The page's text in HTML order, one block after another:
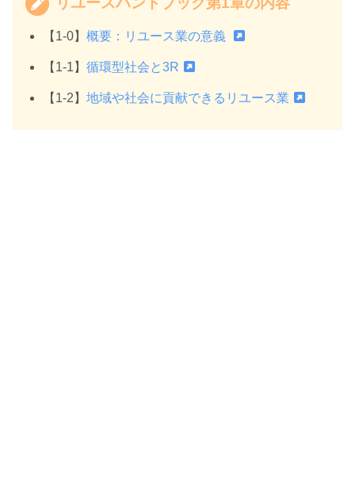
【1-0】概要：リユース業の意義
【1-1】循環型社会と3R
【1-2】地域や社会に貢献できるリユース業